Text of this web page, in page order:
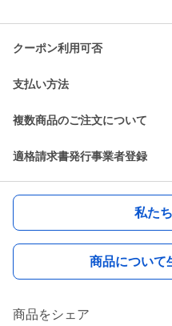
クーポン利用可否
支払い方法
複数商品のご注文について
適格請求書発行事業者登録
私た
商品について
商品をシェア